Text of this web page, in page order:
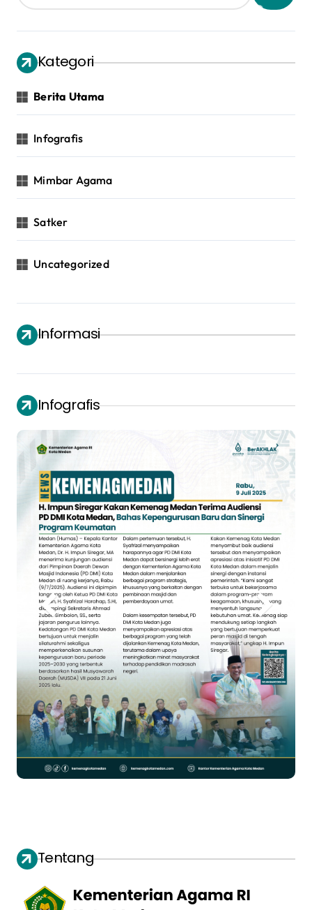
a
s
i
o
Kategori
Berita Utama
Infografis
Mimbar Agama
Satker
Uncategorized
Informasi
Infografis
Tentang